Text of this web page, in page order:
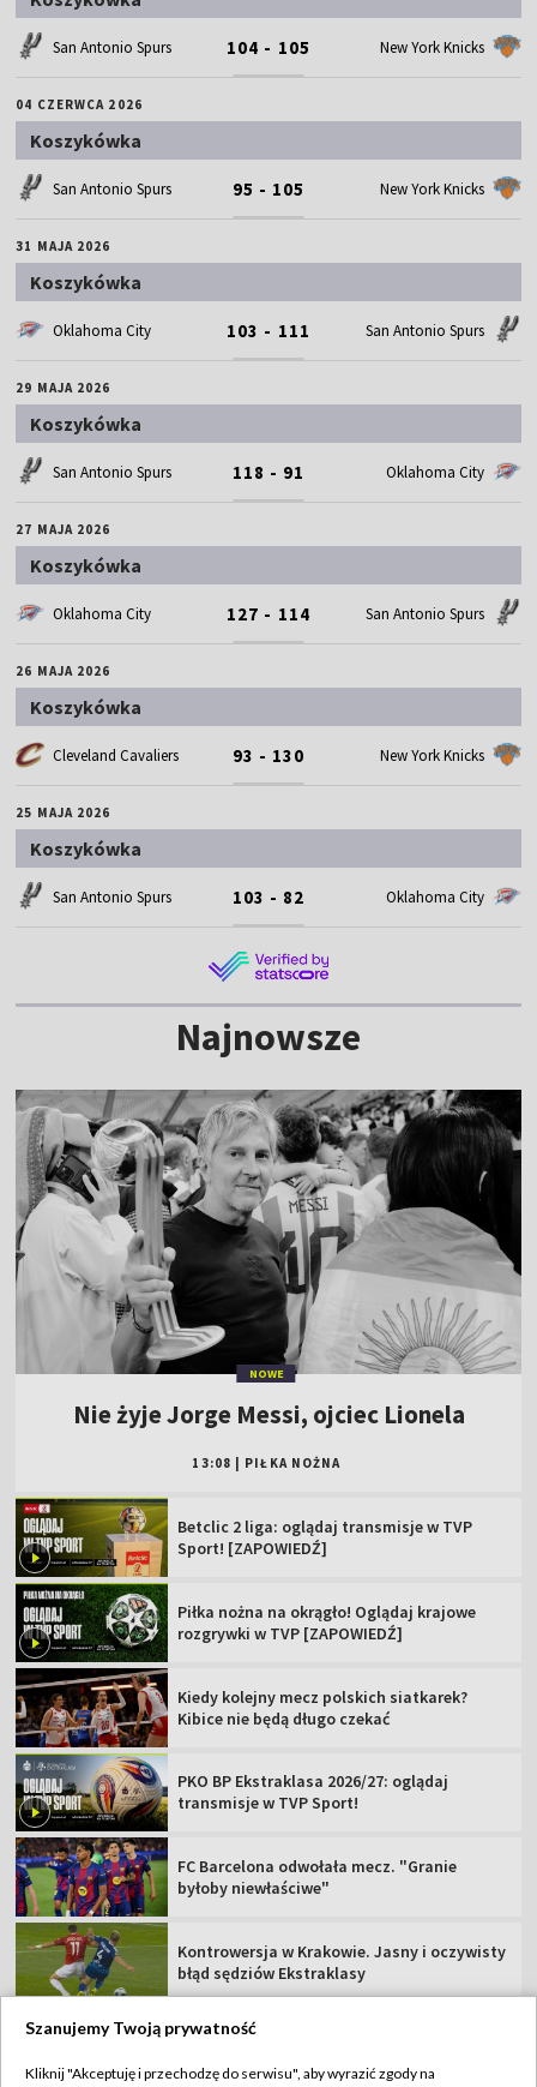
San Antonio Spurs 104 - 105 New York Knicks
04 CZERWCA 2026
Koszykówka
San Antonio Spurs 95 - 105 New York Knicks
31 MAJA 2026
Koszykówka
Oklahoma City 103 - 111 San Antonio Spurs
29 MAJA 2026
Koszykówka
San Antonio Spurs 118 - 91 Oklahoma City
27 MAJA 2026
Koszykówka
Oklahoma City 127 - 114 San Antonio Spurs
26 MAJA 2026
Koszykówka
Cleveland Cavaliers 93 - 130 New York Knicks
25 MAJA 2026
Koszykówka
San Antonio Spurs 103 - 82 Oklahoma City
Najnowsze
NOWE
Nie żyje Jorge Messi, ojciec Lionela
13:08 PIŁKA NOŻNA
Betclic 2 liga: oglądaj transmisje w TVP
Sport! [ZAPOWIEDŹ]
Piłka nożna na okrągło! Oglądaj krajowe
rozgrywki w TVP [ZAPOWIEDŹ]
Kiedy kolejny mecz polskich siatkarek?
Kibice nie będą długo czekać
PKO BP Ekstraklasa 2026/27: oglądaj
transmisje w TVP Sport!
FC Barcelona odwołała mecz. "Granie
byłoby niewłaściwe"
Kontrowersja w Krakowie. Jasny i oczywisty
błąd sędziów Ekstraklasy
Szanujemy Twoją prywatność
Kliknij "Akceptuję i przechodzę do serwisu", aby wyrazić zgody na